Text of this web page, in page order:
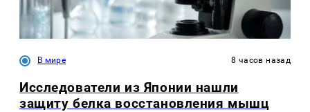
В мире 8 часов назад
Исследователи из Японии нашли
защиту белка восстановления мышц